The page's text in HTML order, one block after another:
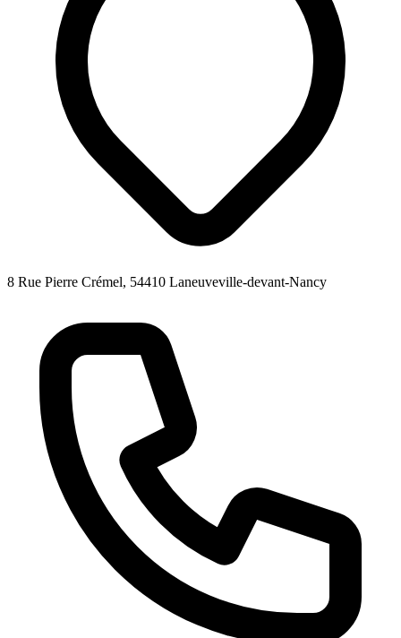
8 Rue Pierre Crémel, 54410 Laneuveville-devant-Nancy